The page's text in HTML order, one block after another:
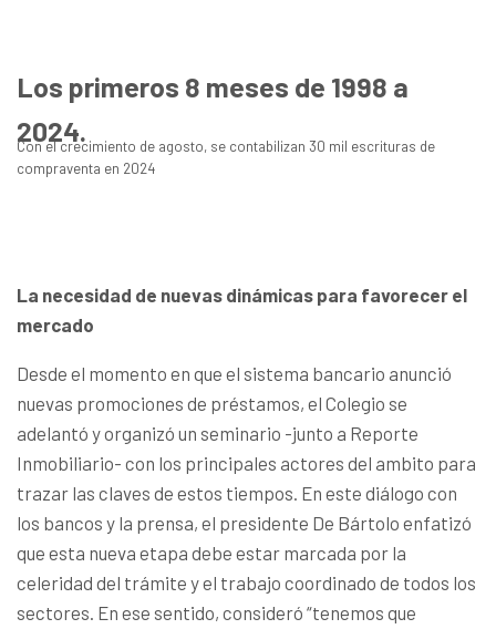
Los primeros 8 meses de 1998 a
2024.
Con el crecimiento de agosto, se contabilizan 30 mil escrituras de
compraventa en 2024
La necesidad de nuevas dinámicas para favorecer el
mercado
Desde el momento en que el sistema bancario anunció
nuevas promociones de préstamos, el Colegio se
adelantó y organizó un seminario -junto a Reporte
Inmobiliario- con los principales actores del ambito para
trazar las claves de estos tiempos. En este diálogo con
los bancos y la prensa, el presidente De Bártolo enfatizó
que esta nueva etapa debe estar marcada por la
celeridad del trámite y el trabajo coordinado de todos los
sectores. En ese sentido, consideró “tenemos que